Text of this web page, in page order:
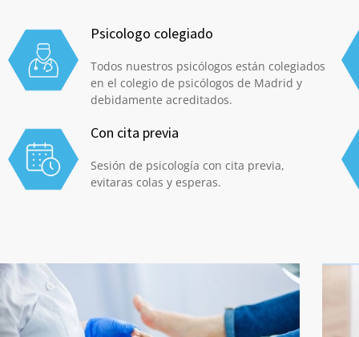
Psicologo colegiado
Todos nuestros psicólogos están colegiados
en el colegio de psicólogos de Madrid y
debidamente acreditados.
Con cita previa
Sesión de psicología con cita previa,
evitaras colas y esperas.